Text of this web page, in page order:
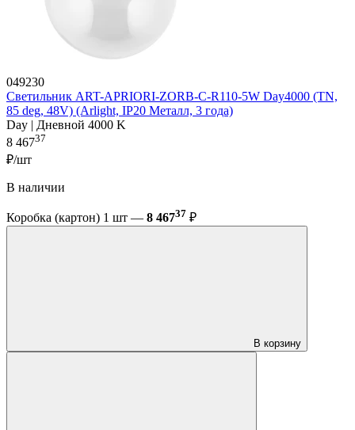
049230
Светильник ART-APRIORI-ZORB-С-R110-5W Day4000 (TN,
85 deg, 48V) (Arlight, IP20 Металл, 3 года)
Day | Дневной 4000 K
8 46737
₽/шт
В наличии
Коробка (картон) 1 шт — 8 46737 ₽
В корзину